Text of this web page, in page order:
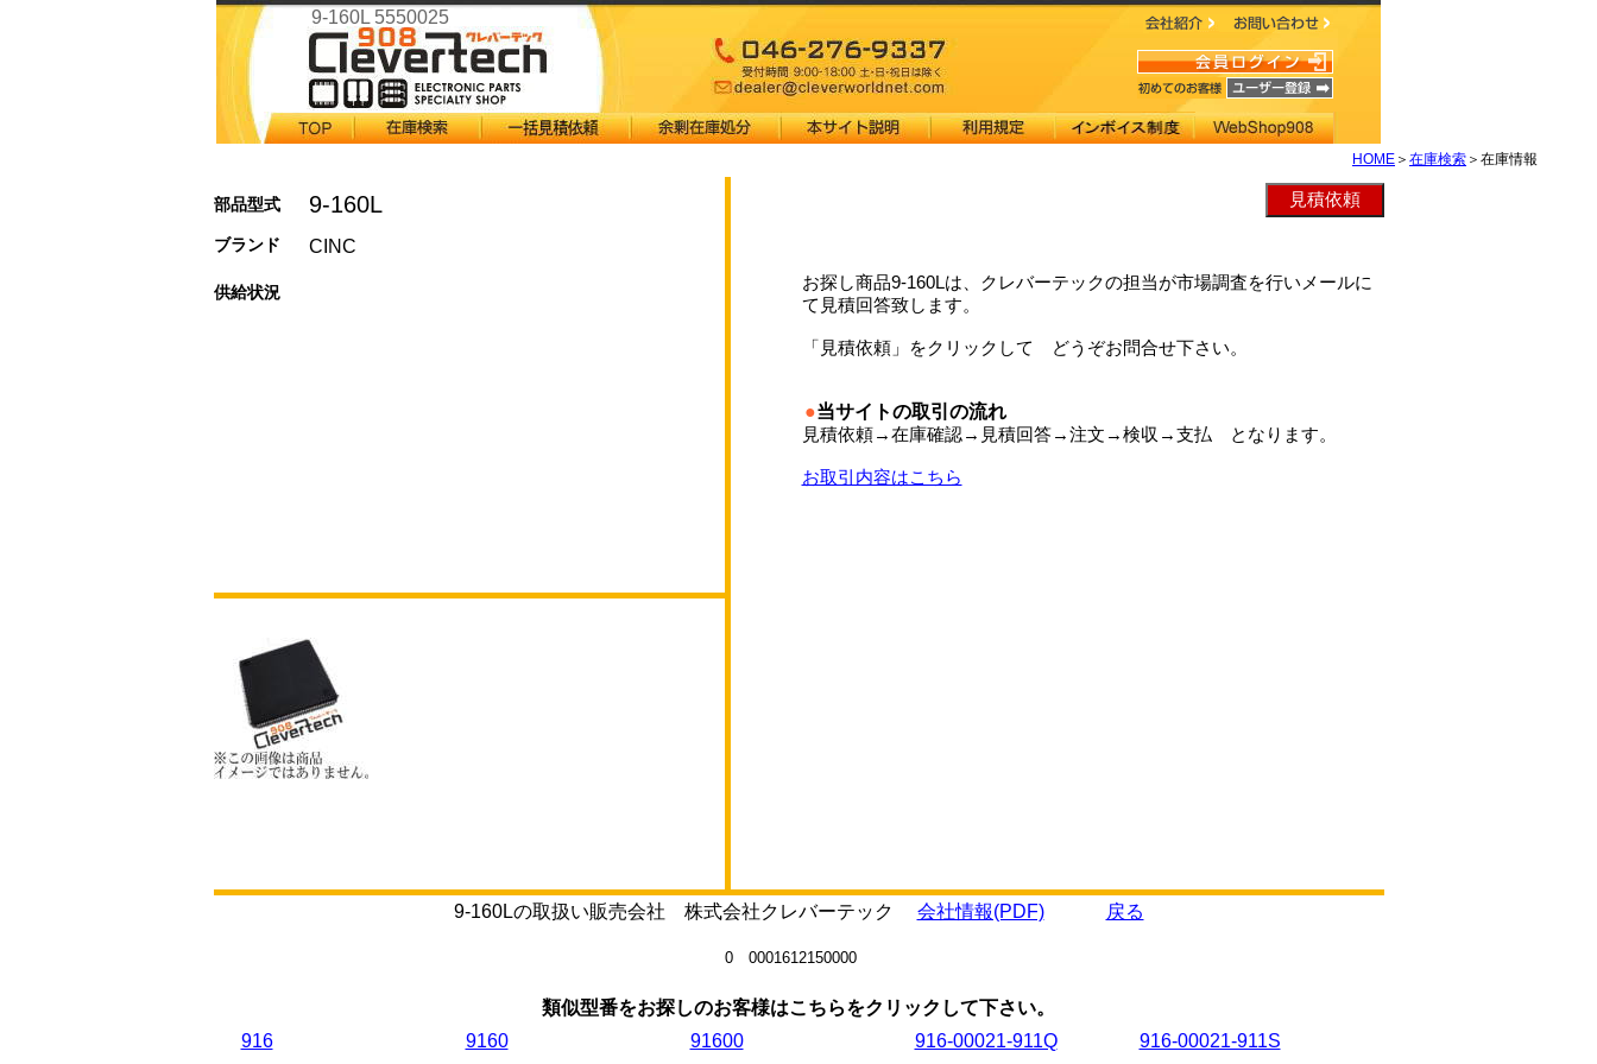
9-160L 5550025
HOME ＞ 在庫検索 ＞在庫情報
部品型式 9-160L
ブランド CINC
供給状況
お探し商品9-160Lは、クレバーテックの担当が市場調査を行いメールに
て見積回答致します。
「見積依頼」をクリックして どうぞお問合せ下さい。
●当サイトの取引の流れ
見積依頼→在庫確認→見積回答→注文→検収→支払 となります。
お取引内容はこちら
9-160Lの取扱い販売会社 株式会社クレバーテック 会社情報(PDF) 戻る
0 0001612150000
類似型番をお探しのお客様はこちらをクリックして下さい。
916
9160 91600 916-00021-911Q 916-00021-911S